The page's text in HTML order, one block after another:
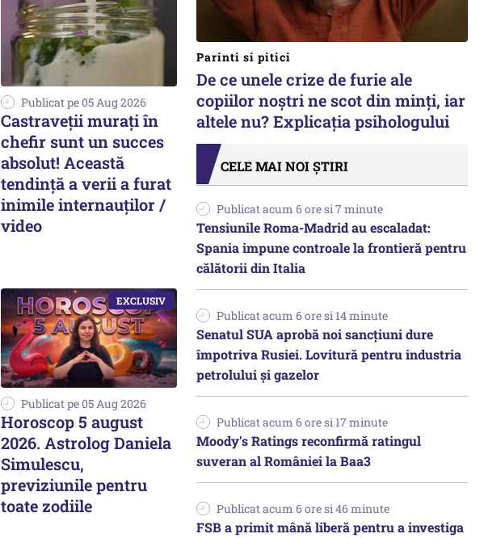
Publicat pe 05 Aug 2026
Castraveții murați în
chefir sunt un succes
absolut! Această
tendință a verii a furat
inimile internauților /
video
Publicat pe 05 Aug 2026
Horoscop 5 august
2026. Astrolog Daniela
Simulescu,
previziunile pentru
toate zodiile
Parinti si pitici
De ce unele crize de furie ale
copiilor noștri ne scot din minți, iar
altele nu? Explicația psihologului
CELE MAI NOI ȘTIRI
Publicat acum 6 ore si 7 minute
Tensiunile Roma-Madrid au escaladat:
Spania impune controale la frontieră pentru
călătorii din Italia
Publicat acum 6 ore si 14 minute
Senatul SUA aprobă noi sancțiuni dure
împotriva Rusiei. Lovitură pentru industria
petrolului și gazelor
Publicat acum 6 ore si 17 minute
Moody's Ratings reconfirmă ratingul
suveran al României la Baa3
Publicat acum 6 ore si 46 minute
FSB a primit mână liberă pentru a investiga